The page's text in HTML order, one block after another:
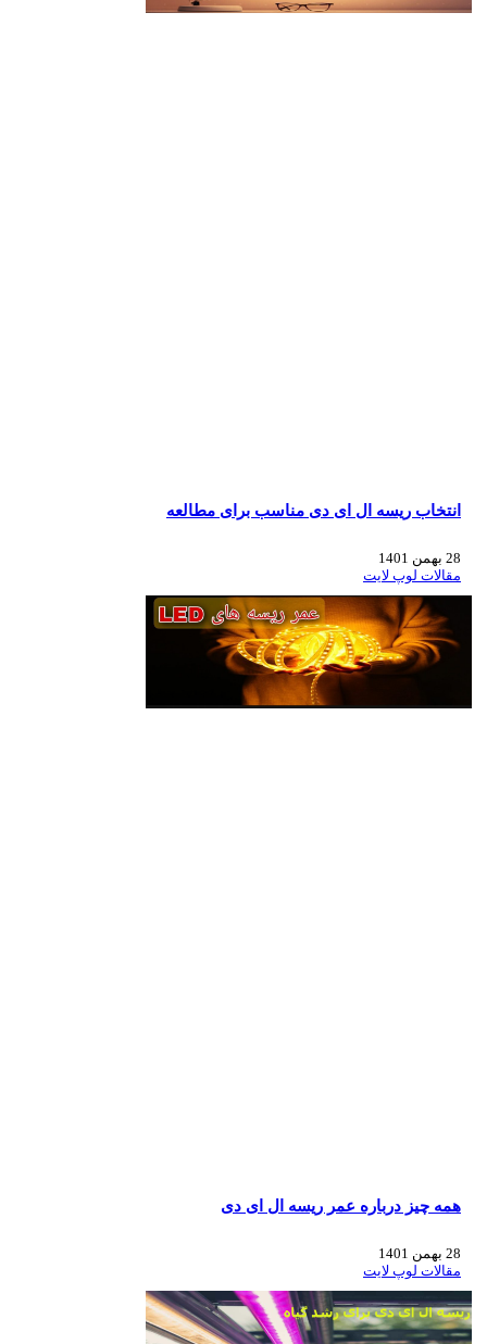
انتخاب ریسه ال ای دی مناسب برای مطالعه
28 بهمن 1401
مقالات لوپ لایت
همه چیز درباره عمر ریسه ال ای دی
28 بهمن 1401
مقالات لوپ لایت